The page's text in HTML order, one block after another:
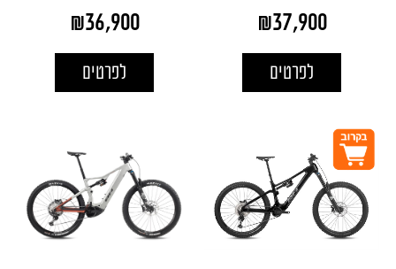
₪37,900
לפרטים
₪36,900
לפרטים